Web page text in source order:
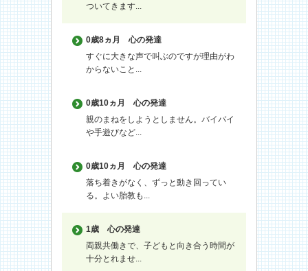
ついてきます...
0歳8ヵ月
心の発達
すぐに大きな声で叫ぶのですが理由がわ
からないこと...
0歳10ヵ月
心の発達
親のまねをしようとしません。バイバイ
や手遊びなど...
0歳10ヵ月
心の発達
落ち着きがなく、ずっと動き回ってい
る。よい胎教も...
1歳
心の発達
両親共働きで、子どもと向き合う時間が
十分とれませ...